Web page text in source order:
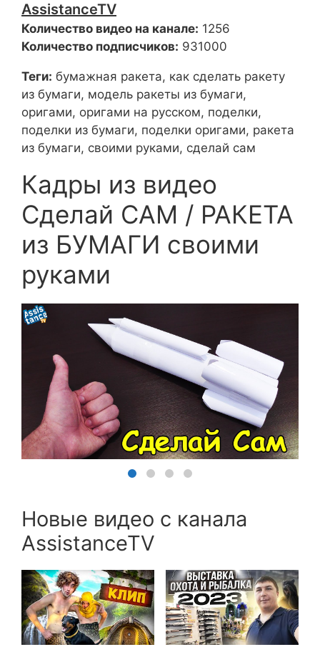
AssistanceTV
Количество видео на канале: 1256
Количество подписчиков: 931000
Теги: бумажная ракета, как сделать ракету
из бумаги, модель ракеты из бумаги,
оригами, оригами на русском, поделки,
поделки из бумаги, поделки оригами, ракета
из бумаги, своими руками, сделай сам
Кадры из видео
Сделай САМ / РАКЕТА
из БУМАГИ своими
руками
Новые видео с канала
AssistanceTV